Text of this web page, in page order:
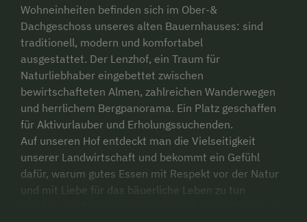
Wohneinheiten befinden sich im Ober-&
Dachgeschoss unseres alten Bauernhauses: sind
traditionell, modern und komfortabel
ausgestattet. Der Lenzhof, ein Traum für
Naturliebhaber eingebettet zwischen
bewirtschafteten Almen, zahlreichen Wanderwegen
und herrlichem Bergpanorama. Ein Platz geschaffen
für Aktivurlauber und Erholungssuchenden.
Auf unseren Hof entdeckt man die Vielseitigkeit
unserer Landwirtschaft und bekommt ein Gefühl
dafür, warum gutes Essen mit Respekt vor der Natur
und mit Liebe für das bäuerliche Leben zu tun